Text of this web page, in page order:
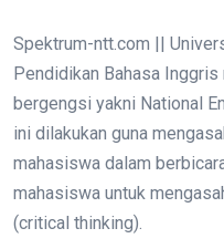
Spektrum-ntt.com ||
Pendidikan Bahasa
bergengsi yakni National
ini dilakukan guna
mahasiswa dalam
mahasiswa untuk
(critical thinking).